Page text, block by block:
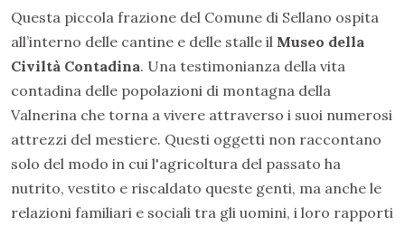
Questa piccola frazione del Comune di Sellano ospita
all’interno delle cantine e delle stalle il Museo della
Civiltà Contadina. Una testimonianza della vita
contadina delle popolazioni di montagna della
Valnerina che torna a vivere attraverso i suoi numerosi
attrezzi del mestiere. Questi oggetti non raccontano
solo del modo in cui l'agricoltura del passato ha
nutrito, vestito e riscaldato queste genti, ma anche le
relazioni familiari e sociali tra gli uomini, i loro rapporti